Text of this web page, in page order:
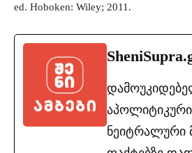
ed. Hoboken: Wiley; 2011.
ნეიტრალური